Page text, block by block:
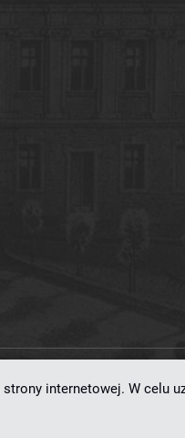
opracowanemu przezPoznańskie
internetowej. W celu